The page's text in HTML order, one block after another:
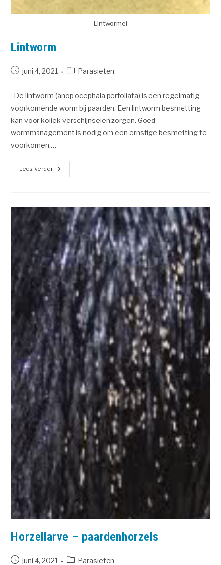
Lintwormei
Lintworm
juni 4, 2021 Parasieten
De lintworm (anoplocephala perfoliata) is een regelmatig
voorkomende worm bij paarden. Een lintworm besmetting
kan voor koliek verschijnselen zorgen. Goed
wormmanagement is nodig om een ernstige besmetting te
voorkomen.…
Lees Verder
Horzellarve – paardenhorzels
juni 4, 2021 Parasieten